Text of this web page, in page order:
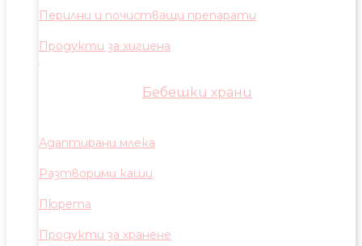
Перилни и почистващи препарати
Продукти за хигиена
Бебешки храни
Адаптирани млека
Разтворими каши
Пюрета
Продукти за хранене